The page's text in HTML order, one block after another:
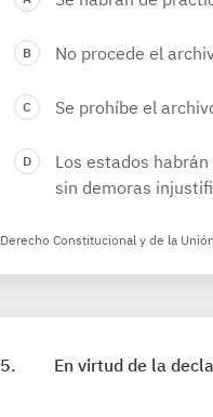
No procede el
Se prohíbe el
Los estados
sin demoras
Derecho Constitucional y de la
En virtud de la